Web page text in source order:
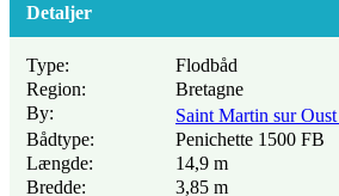
Detaljer
Type:
Flodbåd
Region:
Bretagne
By:
Saint Martin sur Oust
Bådtype:
Penichette 1500 FB
Længde:
14,9 m
Bredde:
3,85 m